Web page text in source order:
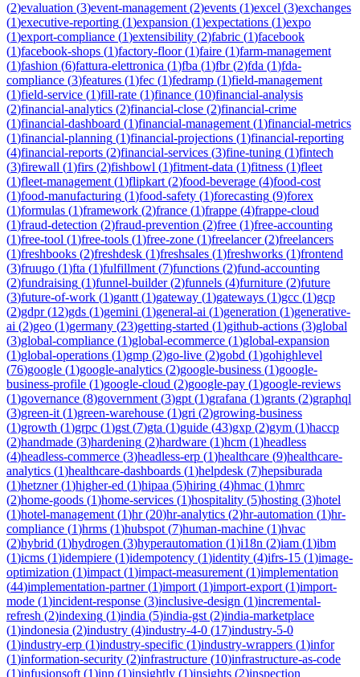
(2)evaluation (3)event-management (2)events (1)excel (3)exchanges
(1)executive-reporting (1)expansion (1)expectations (1)expo
(1)export-compliance (1)extensibility (2)fabric (1)facebook
(1)facebook-shops (1)factory-floor(1)faire (1)farm-management
(1)fashion (6)fattura-elettronica (1)fba (1)fbr(2)fda (1)fda-
compliance (3)features (1)fec (1)fedramp (1)field-management
(1)field-service (1)fill-rate (1)finance (10)financial-analysis
(2)financial-analytics (2)financial-close (2)financial-crime
(1)financial-dashboard (1)financial-management (1)financial-metrics
(1)financial-planning (1)financial-projections (1)financial-reporting
(4)financial-reports (2)financial-services (3)fine-tuning (1)fintech
(3)firewall (1)firs (2)fishbowl (1)fitment-data (1)fitness (1)fleet
(1)fleet-management (1)flipkart (2)food-beverage (4)food-cost
(1)food-manufacturing (1)food-safety (1)forecasting (9)forex
(1)formulas (1)framework (2)france (1)frappe (4)frappe-cloud
(1)fraud-detection (2)fraud-prevention (2)free (1)free-accounting
(1)free-tool (1)free-tools (1)free-zone (1)freelancer(2)freelancers
(1)freshbooks (2)freshdesk (1)freshsales (1)freshworks (1)frontend
(3)fruugo (1)fta (1)fulfillment (7)functions (2)fund-accounting
(2)fundraising (1)funnel-builder(2)funnels (4)furniture (2)future
(3)future-of-work (1)gantt (1)gateway (1)gateways (1)gcc (1)gcp
(2)gdpr(12)gds (1)gemini (1)general-ai (1)generation (1)generative-
ai (2)geo (1)germany (23)getting-started (1)github-actions (3)global
(3)global-compliance (1)global-ecommerce (1)global-expansion
(1)global-operations (1)gmp (2)go-live (2)gobd (1)gohighlevel
(76)google (1)google-analytics (2)google-business (1)google-
business-profile (1)google-cloud (2)google-pay (1)google-reviews
(1)governance (8)government (3)gpt (1)grafana (1)grants (2)graphql
(3)green-it (1)green-warehouse (1)gri (2)growing-business
(1)growth (1)grpc (1)gst (7)gta (1)guide (43)gxp (2)gym (1)haccp
(2)handmade (3)hardening (2)hardware (1)hcm (1)headless
(4)headless-commerce (3)headless-erp (1)healthcare (9)healthcare-
analytics (1)healthcare-dashboards (1)helpdesk (7)hepsiburada
(1)hetzner(1)higher-ed (1)hipaa (5)hiring (4)hmac (1)hmrc
(2)home-goods (1)home-services (1)hospitality (5)hosting (3)hotel
(1)hotel-management (1)hr(20)hr-analytics (2)hr-automation (1)hr-
compliance (1)hrms (1)hubspot (7)human-machine (1)hvac
(2)hybrid (1)hydrogen (3)hyperautomation (1)i18n (2)iam (1)ibm
(1)icms (1)idempiere (1)idempotency (1)identity (4)ifrs-15 (1)image-
optimization (1)impact (1)impact-measurement (1)implementation
(44)implementation-partner(1)import (1)import-export (1)import-
mode (1)incident-response (3)inclusive-design (1)incremental-
refresh (2)indexing (1)india (5)india-gst (2)india-marketplace
(1)indonesia (2)industry (4)industry-4-0 (17)industry-5-0
(1)industry-erp (1)industry-specific (1)industry-wrappers (1)infor
(1)information-security (2)infrastructure (10)infrastructure-as-code
(1)infusionsoft (1)inp (1)insightly (1)insights (2)inspection